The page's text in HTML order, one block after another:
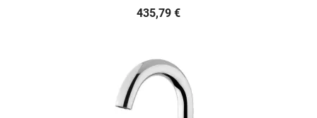
435,79 €